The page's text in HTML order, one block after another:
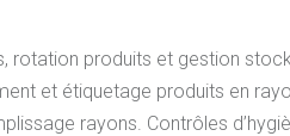
rotation produits et gestion
et étiquetage produits en
rayons. Contrôles